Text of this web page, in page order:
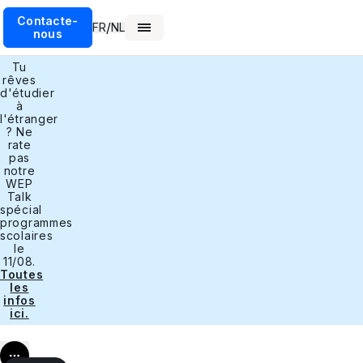
Contacte-
nous
FR/NL
Tu
rêves
d'étudier
à
l'étranger
? Ne
rate
pas
notre
WEP
Talk
spécial
programmes
scolaires
le
11/08.
Toutes
les
infos
ici.